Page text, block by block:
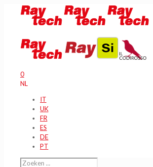
0
NL
IT
UK
FR
ES
DE
PT